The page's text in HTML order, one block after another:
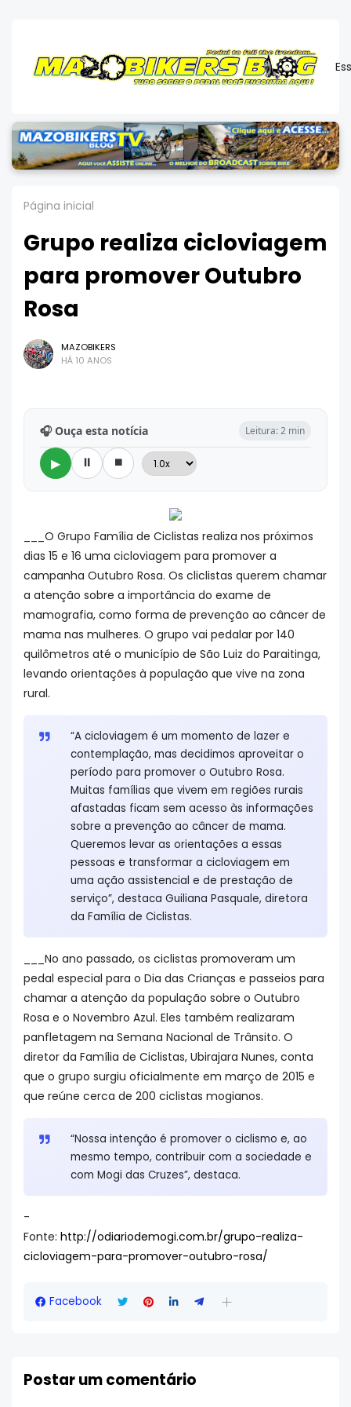
Página inicial
Grupo realiza cicloviagem
para promover Outubro
Rosa
MAZOBIKERS
HÁ 10 ANOS
🎧 Ouça esta notícia Leitura: 2 min
▶ ⏸ ⏹
___O Grupo Família de Ciclistas realiza nos próximos
dias 15 e 16 uma cicloviagem para promover a
campanha Outubro Rosa. Os cliclistas querem chamar
a atenção sobre a importância do exame de
mamografia, como forma de prevenção ao câncer de
mama nas mulheres. O grupo vai pedalar por 140
quilômetros até o município de São Luiz do Paraitinga,
levando orientações à população que vive na zona
rural.
“A cicloviagem é um momento de lazer e
contemplação, mas decidimos aproveitar o
período para promover o Outubro Rosa.
Muitas famílias que vivem em regiões rurais
afastadas ficam sem acesso às informações
sobre a prevenção ao câncer de mama.
Queremos levar as orientações a essas
pessoas e transformar a cicloviagem em
uma ação assistencial e de prestação de
serviço”, destaca Guiliana Pasquale, diretora
da Família de Ciclistas.
___No ano passado, os ciclistas promoveram um
pedal especial para o Dia das Crianças e passeios para
chamar a atenção da população sobre o Outubro
Rosa e o Novembro Azul. Eles também realizaram
panfletagem na Semana Nacional de Trânsito. O
diretor da Família de Ciclistas, Ubirajara Nunes, conta
que o grupo surgiu oficialmente em março de 2015 e
que reúne cerca de 200 ciclistas mogianos.
“Nossa intenção é promover o ciclismo e, ao
mesmo tempo, contribuir com a sociedade e
com Mogi das Cruzes”, destaca.
-
Fonte: http://odiariodemogi.com.br/grupo-realiza-
cicloviagem-para-promover-outubro-rosa/
Facebook
Postar um comentário